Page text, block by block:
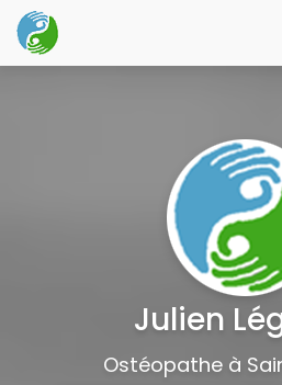
Aller
au
contenu
principal
Julien
Ostéopathe à